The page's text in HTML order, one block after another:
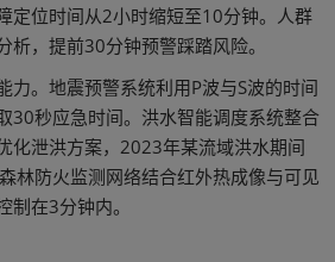
定位时间从2小时缩短至10分钟。人群
析，提前30分钟预警踩踏风险。
力。地震预警系统利用P波与S波的时间
30秒应急时间。洪水智能调度系统整合
化泄洪方案，2023年某流域洪水期间
林防火监测网络结合红外热成像与可见
制在3分钟内。